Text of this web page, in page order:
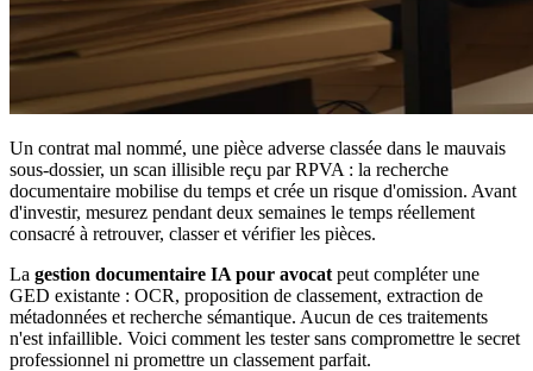
Un contrat mal nommé, une pièce adverse classée dans le mauvais
sous-dossier, un scan illisible reçu par RPVA : la recherche
documentaire mobilise du temps et crée un risque d'omission. Avant
d'investir, mesurez pendant deux semaines le temps réellement
consacré à retrouver, classer et vérifier les pièces.
La gestion documentaire IA pour avocat peut compléter une
GED existante : OCR, proposition de classement, extraction de
métadonnées et recherche sémantique. Aucun de ces traitements
n'est infaillible. Voici comment les tester sans compromettre le secret
professionnel ni promettre un classement parfait.